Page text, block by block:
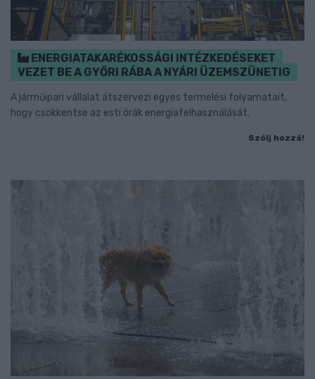
ENERGIATAKARÉKOSSÁGI INTÉZKEDÉSEKET
VEZET BE A GYŐRI RÁBA A NYÁRI ÜZEMSZÜNETIG
A járműipari vállalat átszervezi egyes termelési folyamatait,
hogy csökkentse az esti órák energiafelhasználását.
Szólj hozzá!